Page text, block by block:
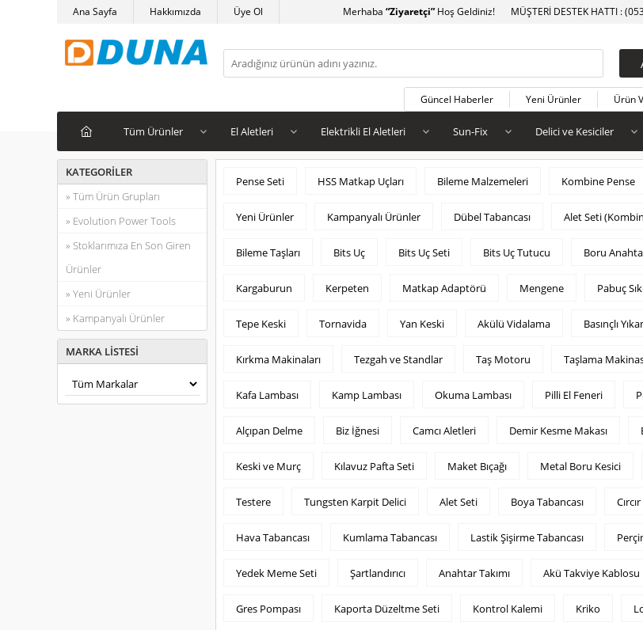
Ana Sayfa Hakkımızda Üye Ol Merhaba “Ziyaretçi” Hoş Geldiniz! MÜŞTERİ DESTEK HATTI :
Güncel Haberler Yeni Ürünler Ürün
Tüm Ürünler El Aletleri Elektrikli El Aletleri Sun-Fix Delici ve Kesiciler
KATEGORILER
» Tüm Ürün Grupları
» Evolution Power Tools
» Stoklarımıza En Son Giren
Ürünler
» Yeni Ürünler
» Kampanyalı Ürünler
MARKA LISTESI
Pense Seti HSS Matkap Uçları Bileme Malzemeleri Kombine Pense
Yeni Ürünler Kampanyalı Ürünler Dübel Tabancası Alet Seti
Bileme Taşları Bits Uç Bits Uç Seti Bits Uç Tutucu Boru
Kargaburun Kerpeten Matkap Adaptörü Mengene Pabuç
Tepe Keski Tornavida Yan Keski Akülü Vidalama Basınçlı
Kırkma Makinaları Tezgah ve Standlar Taş Motoru Taşlama
Kafa Lambası Kamp Lambası Okuma Lambası Pilli El Feneri
Alçıpan Delme Biz İğnesi Camcı Aletleri Demir Kesme Makası
Keski ve Murç Kılavuz Pafta Seti Maket Bıçağı Metal Boru Kesici
Testere Tungsten Karpit Delici Alet Seti Boya Tabancası
Hava Tabancası Kumlama Tabancası Lastik Şişirme Tabancası
Yedek Meme Seti Şartlandırıcı Anahtar Takımı Akü Takviye Kablosu
Gres Pompası Kaporta Düzeltme Seti Kontrol Kalemi Kriko